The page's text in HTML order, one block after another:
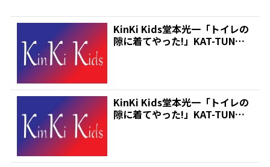
KinKi Kids堂本光一「トイレの
隙に着てやった!」KAT-TUN上
KinKi Kids堂本光一「トイレの
隙に着てやった!」KAT-TUN上